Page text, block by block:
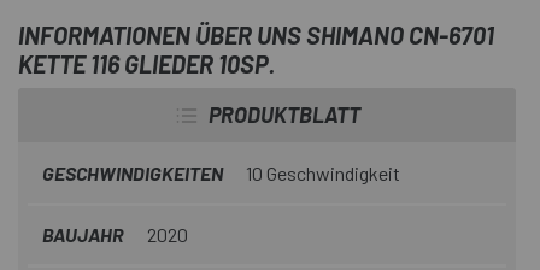
INFORMATIONEN ÜBER UNS SHIMANO CN-6701
KETTE 116 GLIEDER 10SP.
PRODUKTBLATT
GESCHWINDIGKEITEN 10 Geschwindigkeit
BAUJAHR 2020